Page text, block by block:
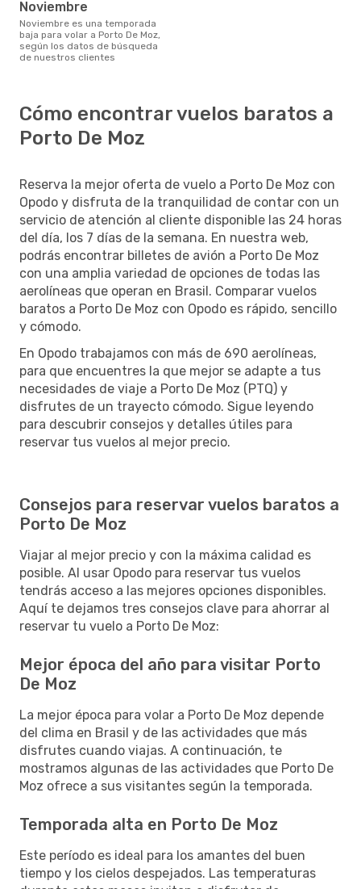
noviembre
noviembre es una temporada
baja para volar a Porto De Moz,
según los datos de búsqueda
de nuestros clientes
Cómo encontrar vuelos baratos a
Porto De Moz
Reserva la mejor oferta de vuelo a Porto De Moz con
Opodo y disfruta de la tranquilidad de contar con un
servicio de atención al cliente disponible las 24 horas
del día, los 7 días de la semana. En nuestra web,
podrás encontrar billetes de avión a Porto De Moz
con una amplia variedad de opciones de todas las
aerolíneas que operan en Brasil. Comparar vuelos
baratos a Porto De Moz con Opodo es rápido, sencillo
y cómodo.
En Opodo trabajamos con más de 690 aerolíneas,
para que encuentres la que mejor se adapte a tus
necesidades de viaje a Porto De Moz (PTQ) y
disfrutes de un trayecto cómodo. Sigue leyendo
para descubrir consejos y detalles útiles para
reservar tus vuelos al mejor precio.
Consejos para reservar vuelos baratos a
Porto De Moz
Viajar al mejor precio y con la máxima calidad es
posible. Al usar Opodo para reservar tus vuelos
tendrás acceso a las mejores opciones disponibles.
Aquí te dejamos tres consejos clave para ahorrar al
reservar tu vuelo a Porto De Moz:
Mejor época del año para visitar Porto
De Moz
La mejor época para volar a Porto De Moz depende
del clima en Brasil y de las actividades que más
disfrutes cuando viajas. A continuación, te
mostramos algunas de las actividades que Porto De
Moz ofrece a sus visitantes según la temporada.
Temporada alta en Porto De Moz
Este período es ideal para los amantes del buen
tiempo y los cielos despejados. Las temperaturas